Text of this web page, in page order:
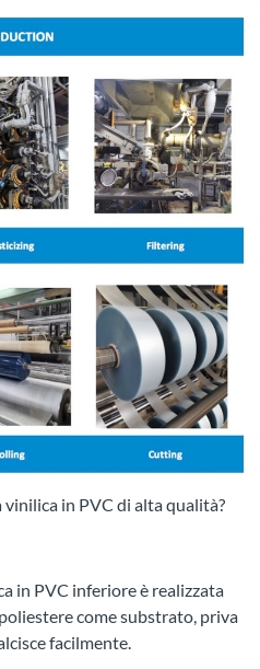
in PVC di alta qualità?
in PVC inferiore è realizzata
come substrato, priva
facilmente.